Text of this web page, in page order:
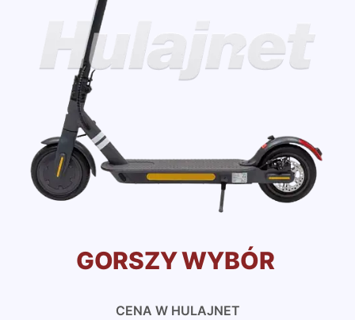
GORSZY WYBÓR
CENA W HULAJNET